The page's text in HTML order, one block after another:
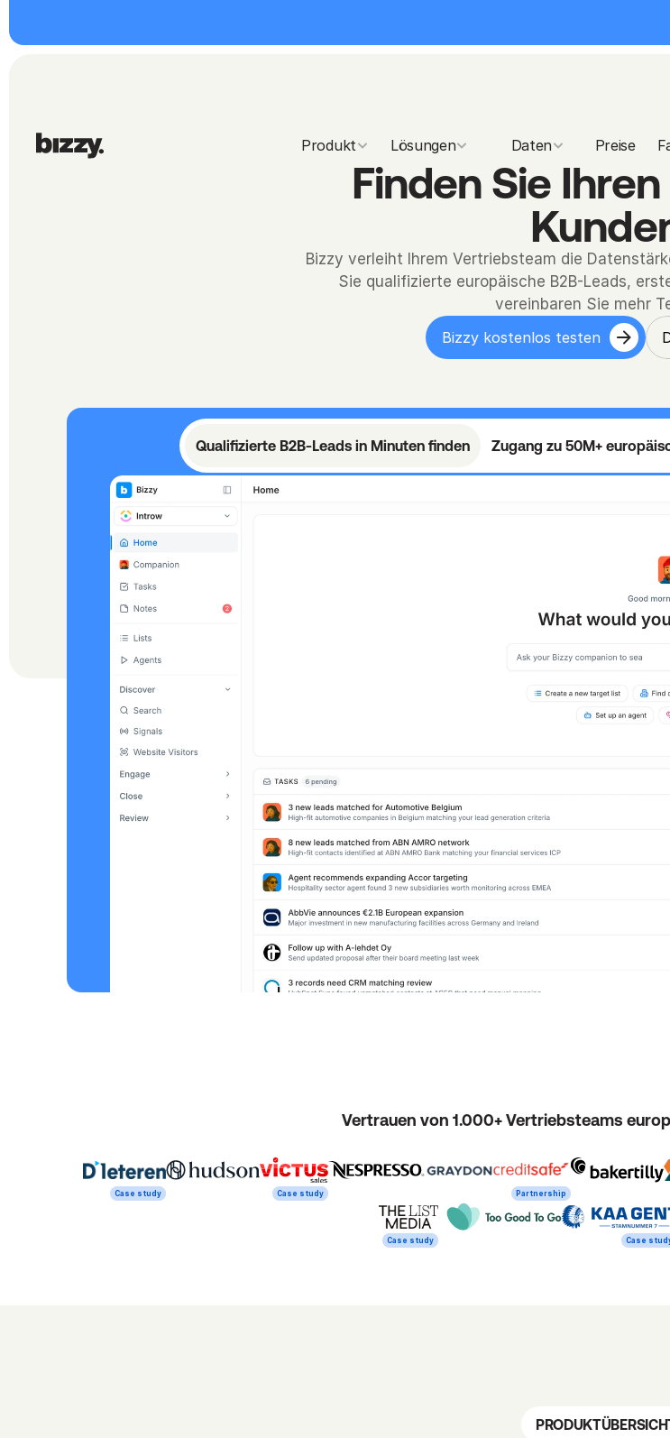
Produkt Lösungen
     Daten
  Preise
Finden Sie
Bizzy verleiht Ihrem Vertriebsteam die
Sie qualifizierte europäische B2B-Leads,
vereinbaren Sie mehr
Bizzy kostenlos testen
Qualifizierte B2B-Leads in Minuten finden Zugang zu 50M+
Vertrauen von 1.000+ Vertriebsteams
Case study Case study Partnership
Case study Case